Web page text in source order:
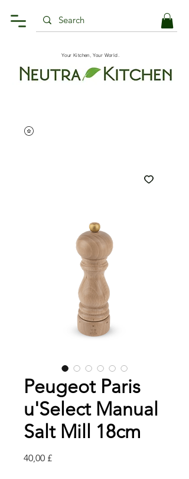
Your Kitchen, Your World.
Peugeot Paris
u'Select Manual
Salt Mill 18cm
40,00 £Τιμή